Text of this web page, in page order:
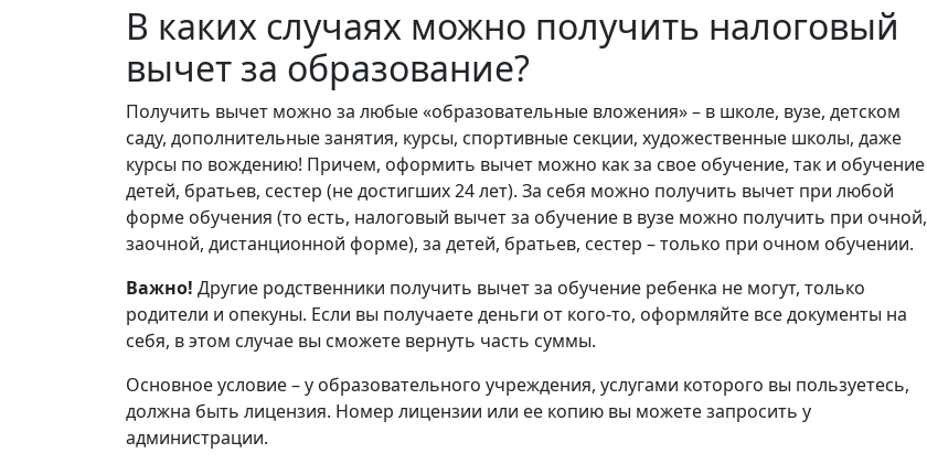
В каких случаях можно получить налоговый
вычет за образование?
Получить вычет можно за любые «образовательные вложения» – в школе, вузе, детском
саду, дополнительные занятия, курсы, спортивные секции, художественные школы, даже
курсы по вождению! Причем, оформить вычет можно как за свое обучение, так и обучение
детей, братьев, сестер (не достигших 24 лет). За себя можно получить вычет при любой
форме обучения (то есть, налоговый вычет за обучение в вузе можно получить при очной,
заочной, дистанционной форме), за детей, братьев, сестер – только при очном обучении.
Важно! Другие родственники получить вычет за обучение ребенка не могут, только
родители и опекуны. Если вы получаете деньги от кого-то, оформляйте все документы на
себя, в этом случае вы сможете вернуть часть суммы.
Основное условие – у образовательного учреждения, услугами которого вы пользуетесь,
должна быть лицензия. Номер лицензии или ее копию вы можете запросить у
администрации.